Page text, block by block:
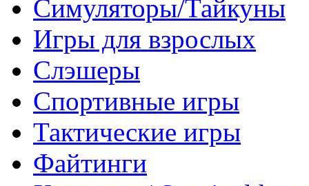
Симуляторы/Тайкуны
Игры для взрослых
Слэшеры
Спортивные игры
Тактические игры
Файтинги